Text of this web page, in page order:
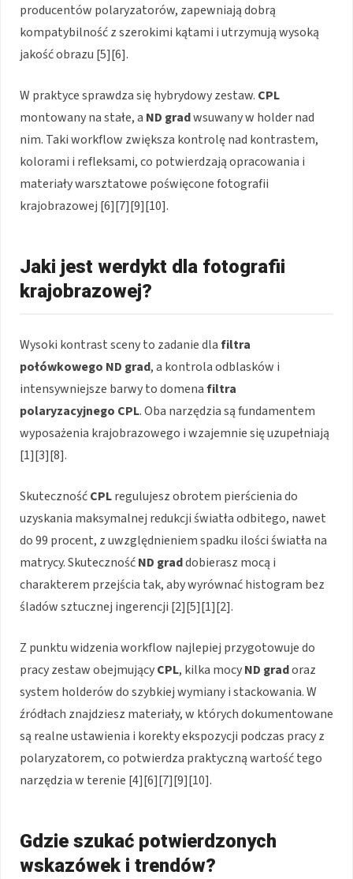
producentów polaryzatorów, zapewniają dobrą
kompatybilność z szerokimi kątami i utrzymują wysoką
jakość obrazu [5][6].
W praktyce sprawdza się hybrydowy zestaw. CPL
montowany na stałe, a ND gradwsuwany w holder nad
nim. Taki workflow zwiększa kontrolę nad kontrastem,
kolorami i refleksami, co potwierdzają opracowania i
materiały warsztatowe poświęcone fotografii
krajobrazowej [6][7][9][10].
Jaki jest werdykt dla fotografii
krajobrazowej?
Wysoki kontrast sceny to zadanie dlafiltra
połówkowego ND grad, a kontrola odblasków i
intensywniejsze barwy to domenafiltra
polaryzacyjnego CPL. Oba narzędzia są fundamentem
wyposażenia krajobrazowego i wzajemnie się uzupełniają
[1][3][8].
SkutecznośćCPLregulujesz obrotem pierścienia do
uzyskania maksymalnej redukcji światła odbitego, nawet
do 99 procent, z uwzględnieniem spadku ilości światła na
matrycy. SkutecznośćND graddobierasz mocą i
charakterem przejścia tak, aby wyrównać histogram bez
śladów sztucznej ingerencji [2][5][1][2].
Z punktu widzenia workflow najlepiej przygotowuje do
pracy zestaw obejmującyCPL, kilka mocyND gradoraz
system holderów do szybkiej wymiany i stackowania. W
źródłach znajdziesz materiały, w których dokumentowane
są realne ustawienia i korekty ekspozycji podczas pracy z
polaryzatorem, co potwierdza praktyczną wartość tego
narzędzia w terenie [4][6][7][9][10].
Gdzie szukać potwierdzonych
wskazówek i trendów?